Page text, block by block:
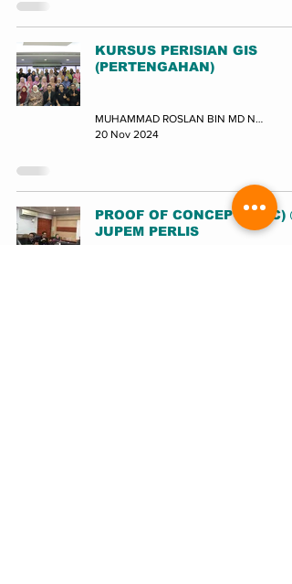
KURSUS PERISIAN GIS
(PERTENGAHAN)
MUHAMMAD ROSLAN BIN MD NOR (JUPEM-BPDGN)
20 Nov 2024
PROOF OF CONCEPT (POC) @
JUPEM PERLIS